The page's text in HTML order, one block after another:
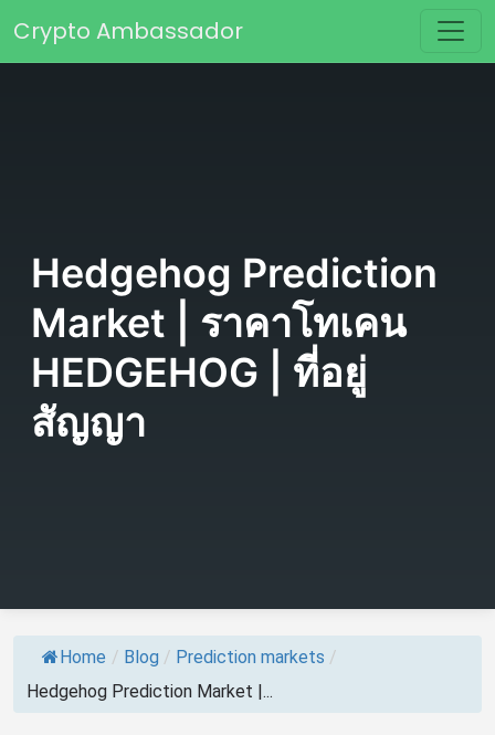
Main Navigation
Crypto Ambassador
Hedgehog Prediction
Market | ราคาโทเคน
HEDGEHOG | ที่อยู่
สัญญา
Home / Blog / Prediction markets /
Hedgehog Prediction Market |...